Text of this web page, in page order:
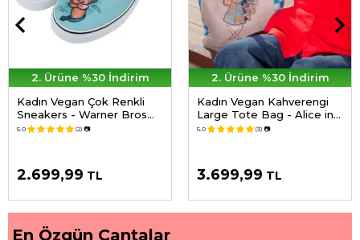
2. Ürüne %30 İndirim
Kadın Vegan Çok Renkli
Sneakers - Warner Bros
Hungry Doo Scooby Doo
5.0 (2) 📷
2.699,99 TL
2. Ürüne %30 İndirim
Kadın Vegan Kahverengi
Large Tote Bag - Alice in
Nowhere Tasarım
5.0 (3) 📷
3.699,99 TL
En Özgün Çantalar